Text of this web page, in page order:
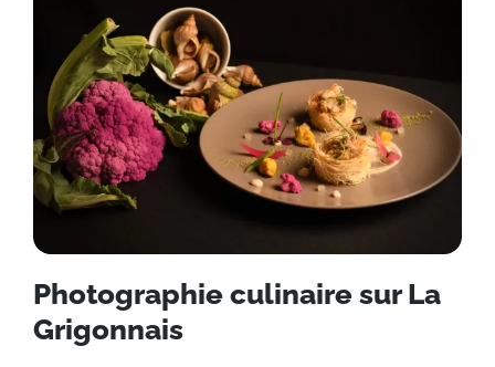
Photographie culinaire sur La
Grigonnais